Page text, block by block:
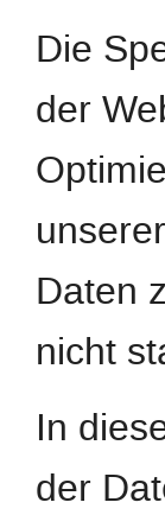
Die
der
Daten
nicht
In
der